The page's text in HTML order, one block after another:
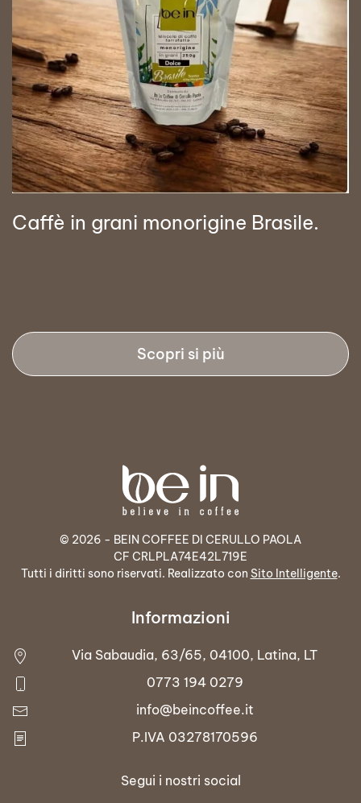
Caffè in grani monorigine Brasile.
Scopri si più
© 2026 - BEIN COFFEE DI CERULLO PAOLA
CF CRLPLA74E42L719E
Tutti i diritti sono riservati. Realizzato con Sito Intelligente.
Informazioni
Via Sabaudia, 63/65, 04100, Latina, LT
0773 194 0279
info@beincoffee.it
P.IVA 03278170596
Segui i nostri social